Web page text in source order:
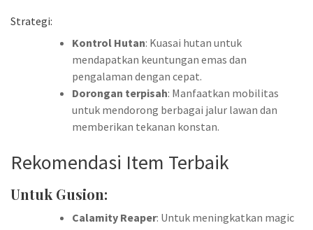
Strategi:
Kontrol Hutan: Kuasai hutan untuk
mendapatkan keuntungan emas dan
pengalaman dengan cepat.
Dorongan terpisah: Manfaatkan mobilitas
untuk mendorong berbagai jalur lawan dan
memberikan tekanan konstan.
Rekomendasi Item Terbaik
Untuk Gusion:
Calamity Reaper: Untuk meningkatkan magic